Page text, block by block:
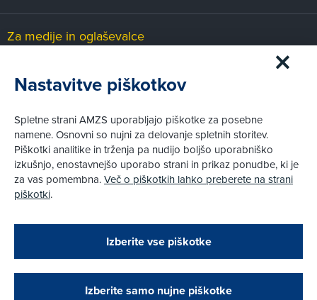
Zapri
Podarjamo vam 10 €!
Obstoječi in novi AMZS člani, ki boste v AMZS
opravili registracijo vozila, boste prejeli
vrednostno darilno kartico z dobroimetjem v višini
Za medije in oglaševalce
Piškotki
Politika zasebnosti
Informacije o obdelavi osebnih podatkov - videonadzor
Pravno obvestilo
Izvensodno reševanje potrošniških sporov
Cenik članstva AMZS
Pri spletni včlanitvi so podprta naslednja plačilna sredstva:
Nastavitve piškotkov
Spletne strani AMZS uporabljajo piškotke za posebne
namene. Osnovni so nujni za delovanje spletnih storitev.
Piškotki analitike in trženja pa nudijo boljšo uporabniško
izkušnjo, enostavnejšo uporabo strani in prikaz ponudbe, ki je
za vas pomembna.Več o piškotkih lahko preberete na strani
piškotki.
Izberite vse piškotke
Izberite samo nujne piškotke